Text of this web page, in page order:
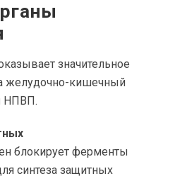
значительное
желудочно-кишечный
НПВП.
блокирует ферменты
синтеза защитных